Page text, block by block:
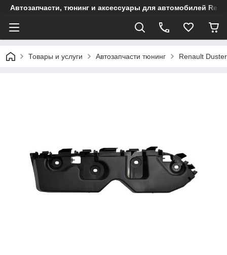
Автозапчасти, тюнинг и аксессуары для автомобилей
Товары и услуги Автозапчасти тюнинг Renault Duster